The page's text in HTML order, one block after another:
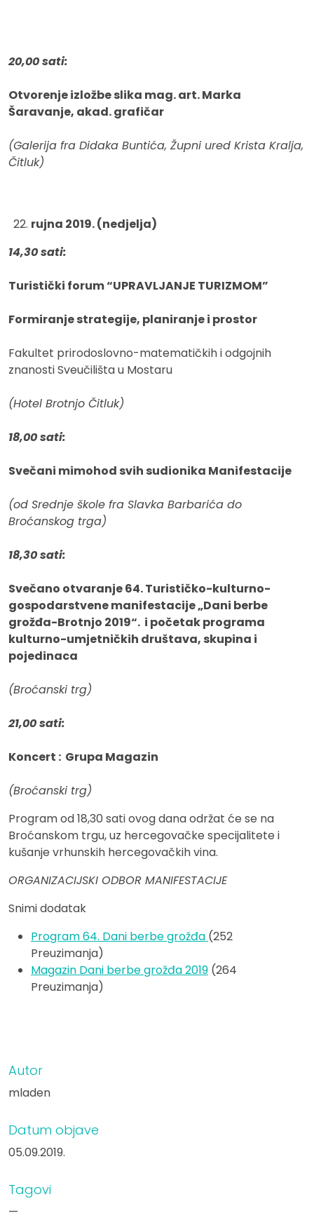
20,00 sati:
Otvorenje izložbe slika mag. art. Marka
Šaravanje, akad. grafičar
(Galerija fra Didaka Buntića, Župni ured Krista Kralja,
Čitluk)
rujna 2019. (nedjelja)
14,30 sati:
Turistički forum “UPRAVLJANJE TURIZMOM”
Formiranje strategije, planiranje i prostor
Fakultet prirodoslovno-matematičkih i odgojnih
znanosti Sveučilišta u Mostaru
(Hotel Brotnjo Čitluk)
18,00 sati:
Svečani mimohod svih sudionika Manifestacije
(od Srednje škole fra Slavka Barbarića do
Broćanskog trga)
18,30 sati:
Svečano otvaranje 64. Turističko-kulturno-
gospodarstvene manifestacije „Dani berbe
grožđa-Brotnjo 2019“. i početak programa
kulturno-umjetničkih društava, skupina i
pojedinaca
(Broćanski trg)
21,00 sati:
Koncert : Grupa Magazin
(Broćanski trg)
Program od 18,30 sati ovog dana održat će se na
Broćanskom trgu, uz hercegovačke specijalitete i
kušanje vrhunskih hercegovačkih vina.
ORGANIZACIJSKI ODBOR MANIFESTACIJE
Snimi dodatak
Program 64. Dani berbe grožđa (252
Preuzimanja)
Magazin Dani berbe grožđa 2019 (264
Preuzimanja)
Autor
mladen
Datum objave
05.09.2019.
Tagovi